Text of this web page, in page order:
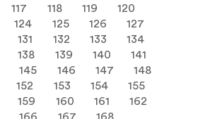
117 118 119
120
124 125 126
127
131 132 133
134
138 139 140
141
145 146 147
148
152 153 154
155
159 160 161
162